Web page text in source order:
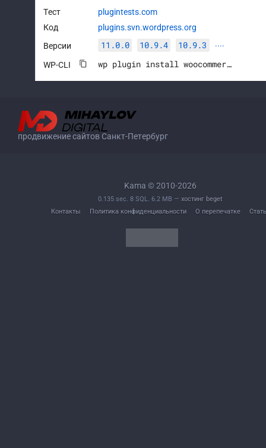
Тест
plugintests.com
Код
plugins.svn.wordpress.org
Версии
11.0.0 10.9.4 10.9.3 ····
WP-CLI wp plugin install woocommerce --activate
продвижение сайтов Санкт-Петербург
Kama © 2010-2026
0.135 sec. 8 SQL. 6.2 MB — хостинг beget
Контакты
Политика конфиденциальности О перепечатке